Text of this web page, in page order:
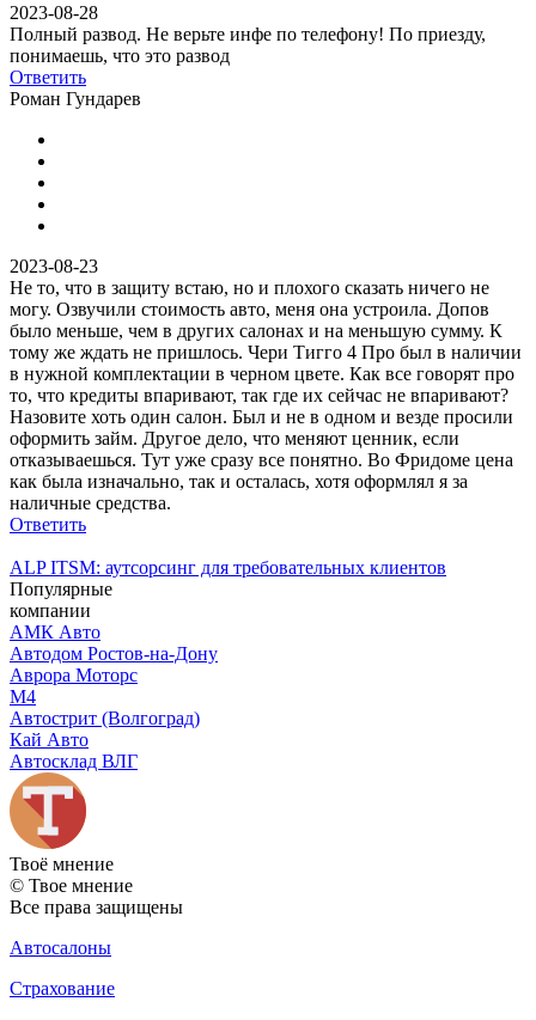
2023-08-28
Полный развод. Не верьте инфе по телефону! По приезду,
понимаешь, что это развод
Ответить
Роман Гундарев
2023-08-23
Не то, что в защиту встаю, но и плохого сказать ничего не
могу. Озвучили стоимость авто, меня она устроила. Допов
было меньше, чем в других салонах и на меньшую сумму. К
тому же ждать не пришлось. Чери Тигго 4 Про был в наличии
в нужной комплектации в черном цвете. Как все говорят про
то, что кредиты впаривают, так где их сейчас не впаривают?
Назовите хоть один салон. Был и не в одном и везде просили
оформить займ. Другое дело, что меняют ценник, если
отказываешься. Тут уже сразу все понятно. Во Фридоме цена
как была изначально, так и осталась, хотя оформлял я за
наличные средства.
Ответить
ALP ITSM: аутсорсинг для требовательных клиентов
Популярные
компании
АМК Авто
Автодом Ростов-на-Дону
Аврора Моторс
М4
Автострит (Волгоград)
Кай Авто
Автосклад ВЛГ
Твоё мнение
© Твое мнение
Все права защищены
Автосалоны
Страхование